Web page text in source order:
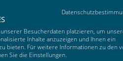
Besucherdaten platzieren, um
Inhalte anzuzeigen und Ihnen ein
bieten. Für weitere Informationen zu den
Sie die Einstellungen.